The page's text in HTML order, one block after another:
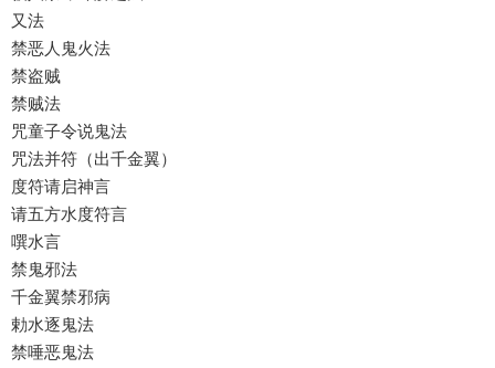
又法
禁恶人鬼火法
禁盗贼
禁贼法
咒童子令说鬼法
咒法并符（出千金翼）
度符请启神言
请五方水度符言
噀水言
禁鬼邪法
千金翼禁邪病
勅水逐鬼法
禁唾恶鬼法